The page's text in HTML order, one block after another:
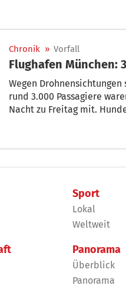
Chronik » Vorfall
Flughafen München:
Wegen
rund 3.000 Passagiere
Nacht zu Freitag mit.
nicht sagen. Die Schalter
Sport
Lokal
Weltweit
Panorama
Überblick
Panorama